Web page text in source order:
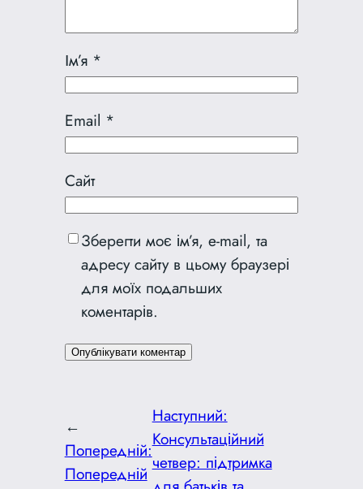
Ім’я *
Email *
Сайт
Зберегти моє ім’я, e-mail, та
адресу сайту в цьому браузері
для моїх подальших
коментарів.
←
Попередній:
Попередній
Наступний:
Консультаційний
четвер: підтримка